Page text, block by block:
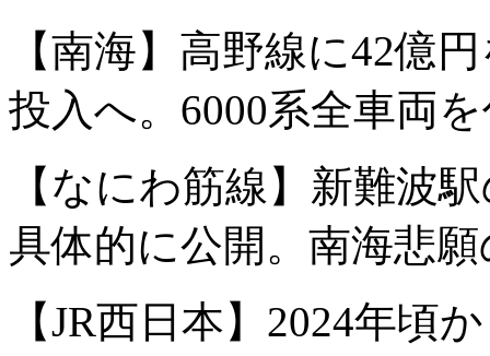
【南海】高野線に42億
投入へ。6000系全車両
【なにわ筋線】新難波
具体的に公開。南海悲
【JR西日本】2024年頃